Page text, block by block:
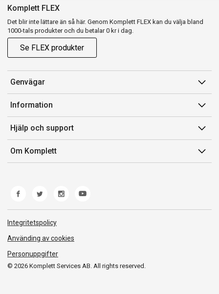
Komplett FLEX
Det blir inte lättare än så här. Genom Komplett FLEX kan du välja bland
1000-tals produkter och du betalar 0 kr i dag.
Se FLEX produkter
Genvägar
Konto
Orderhistorik
Presentkort
Komplett Club
Information
Försäljningsvillkor
Medlemsvillkor for Komplett Club
Lediga tjänster
Hjälp och support
Kontakta oss
Kundservice
Produkthjälp och retur
Felsökning och guider
Frakt och leverans
Om Komplett
© 2026 Komplett Services AB. All rights reserved.
Integritetspolicy
Använding av cookies
Personuppgifter